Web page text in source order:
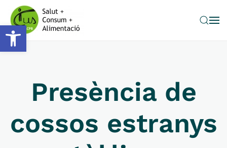
Obre la barra d'eines
Skip to main content
Presència de
cossos estranys